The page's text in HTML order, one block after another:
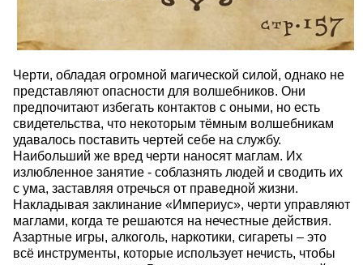
Черти, обладая огромной магической силой, однако не
представляют опасности для волшебников. Они
предпочитают избегать контактов с оными, но есть
свидетельства, что некоторым тёмным волшебникам
удавалось поставить чертей себе на службу.
Наибольший же вред черти наносят маглам. Их
излюбленное занятие - соблазнять людей и сводить их
с ума, заставляя отречься от праведной жизни.
Накладывая заклинание «Империус», черти управляют
маглами, когда те решаются на нечестные действия.
Азартные игры, алкоголь, наркотики, сигареты – это
всё инструменты, которые использует нечисть, чтобы